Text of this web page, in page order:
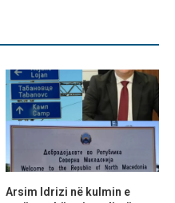
Arsim Idrizi në kulmin e